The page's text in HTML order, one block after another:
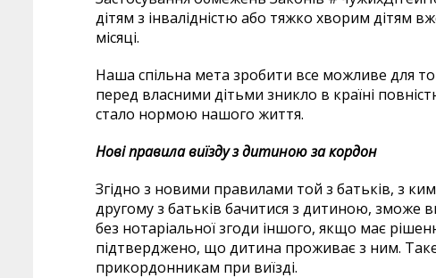
дітям з інвалідністю або тяжко хворим дітям
місяці.
Наша спільна мета зробити все можливе для
перед власними дітьми зникло в країні
стало нормою нашого життя.
Нові правила виїзду з дитиною за кордон
Згідно з новими правилами той з батьків, з
другому з батьків бачитися з дитиною, зможе
без нотаріальної згоди іншого, якщо має
підтверджено, що дитина проживає з ним.
прикордонникам при виїзді.